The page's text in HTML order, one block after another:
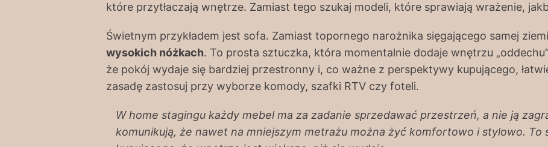
które przytłaczają wnętrze. Zamiast tego szukaj modeli, które sprawiają wrażenie,
Świetnym przykładem jest sofa. Zamiast topornego narożnika sięgającego samej
wysokich nóżkach. To prosta sztuczka, która momentalnie dodaje wnętrzu
że pokój wydaje się bardziej przestronny i, co ważne z perspektywy kupującego,
zasadę zastosuj przy wyborze komody, szafki RTV czy foteli.
W home stagingu każdy mebel ma za zadanie sprzedawać przestrzeń, a nie ją
komunikują, że nawet na mniejszym metrażu można żyć komfortowo i stylowo. To